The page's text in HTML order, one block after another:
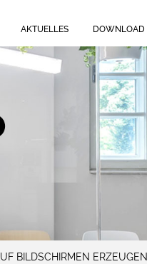
AKTUELLES DOWNLOAD
BILDSCHIRMEN ERZEUGEN